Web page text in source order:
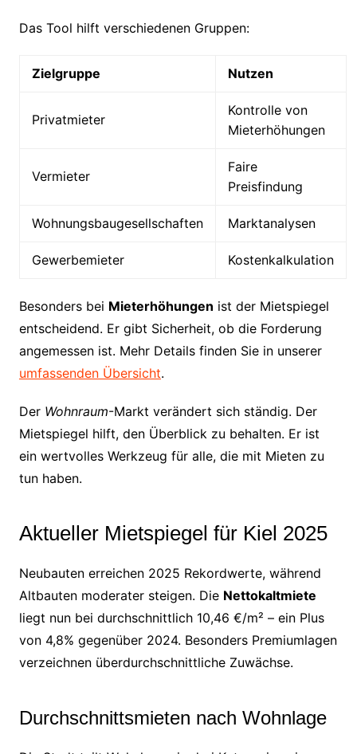
Das Tool hilft verschiedenen Gruppen:
Zielgruppe Nutzen
Privatmieter
Kontrolle von
Mieterhöhungen
Vermieter
Faire
Preisfindung
Wohnungsbaugesellschaften Marktanalysen
Gewerbemieter Kostenkalkulation
Besonders bei Mieterhöhungen ist der Mietspiegel
entscheidend. Er gibt Sicherheit, ob die Forderung
angemessen ist. Mehr Details finden Sie in unserer
umfassenden Übersicht.
Der Wohnraum-Markt verändert sich ständig. Der
Mietspiegel hilft, den Überblick zu behalten. Er ist
ein wertvolles Werkzeug für alle, die mit Mieten zu
tun haben.
Aktueller Mietspiegel für Kiel 2025
Neubauten erreichen 2025 Rekordwerte, während
Altbauten moderater steigen. Die Nettokaltmiete
liegt nun bei durchschnittlich 10,46 €/m² – ein Plus
von 4,8% gegenüber 2024. Besonders Premiumlagen
verzeichnen überdurchschnittliche Zuwächse.
Durchschnittsmieten nach Wohnlage